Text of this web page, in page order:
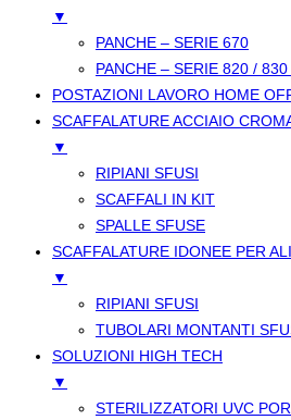
▼
PANCHE – SERIE 670
PANCHE – SERIE 820 /
POSTAZIONI LAVORO HOME
SCAFFALATURE ACCIAIO
▼
RIPIANI SFUSI
SCAFFALI IN KIT
SPALLE SFUSE
SCAFFALATURE IDONEE PER
▼
RIPIANI SFUSI
TUBOLARI MONTANTI
SOLUZIONI HIGH TECH
▼
STERILIZZATORI UVC